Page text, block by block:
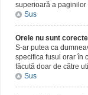
superioară a paginilor
Sus
Orele nu sunt
S-ar putea ca
specifica fusul orar în
făcută doar de către
Sus